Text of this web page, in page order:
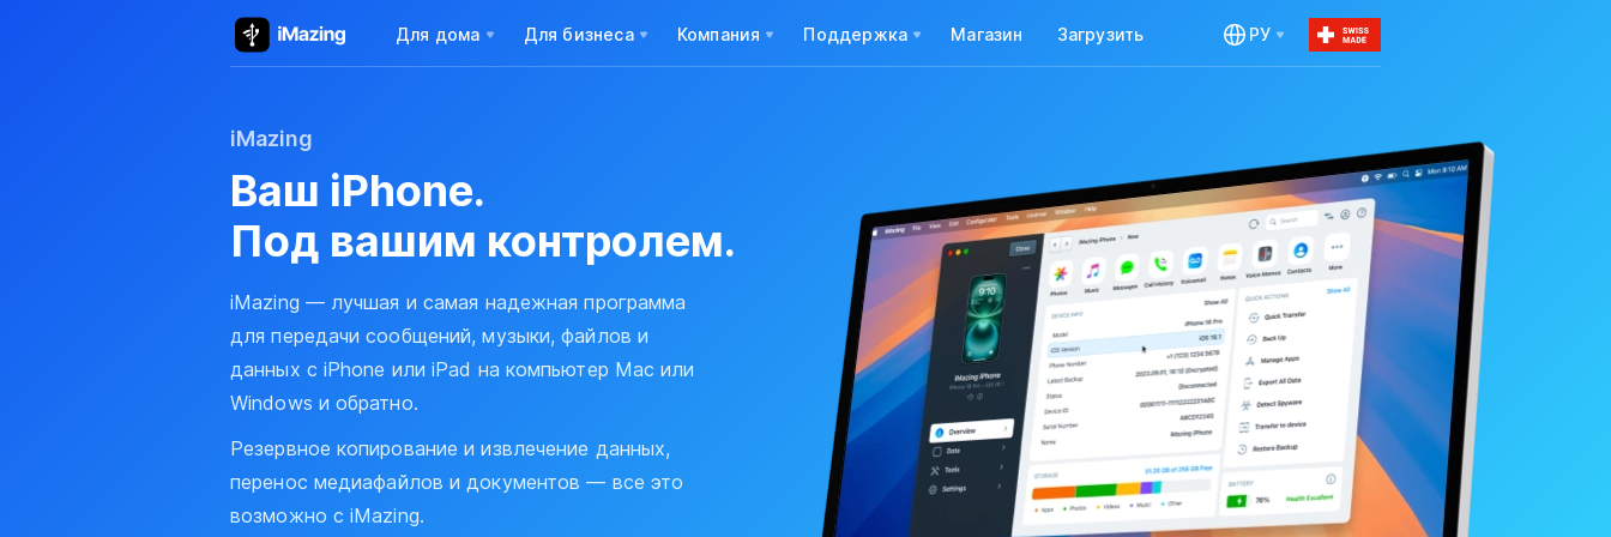
Для дома Для бизнеса Компания Поддержка Магазин Загрузить РУ
iMazing
Ваш iPhone.
Под вашим контролем.
iMazing — лучшая и самая надежная программа
для передачи сообщений, музыки, файлов и
данных с iPhone или iPad на компьютер Mac или
Windows и обратно.
Резервное копирование и извлечение данных,
перенос медиафайлов и документов — все это
возможно с iMazing.